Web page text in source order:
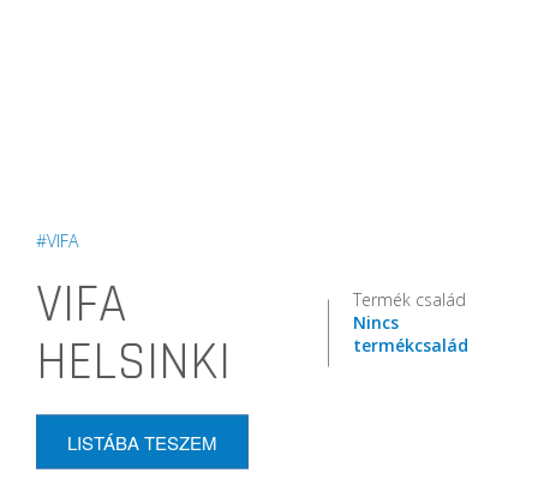
#VIFA
VIFA
HELSINKI
Termék család
Nincs
termékcsalád
LISTÁBA TESZEM